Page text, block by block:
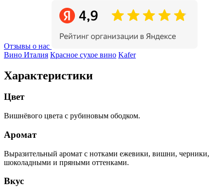
Отзывы о нас
Вино Италия Красное сухое вино Kafer
Характеристики
Цвет
Вишнёвого цвета с рубиновым ободком.
Аромат
Выразительный аромат с нотками ежевики, вишни, черники,
шоколадными и пряными оттенками.
Вкус